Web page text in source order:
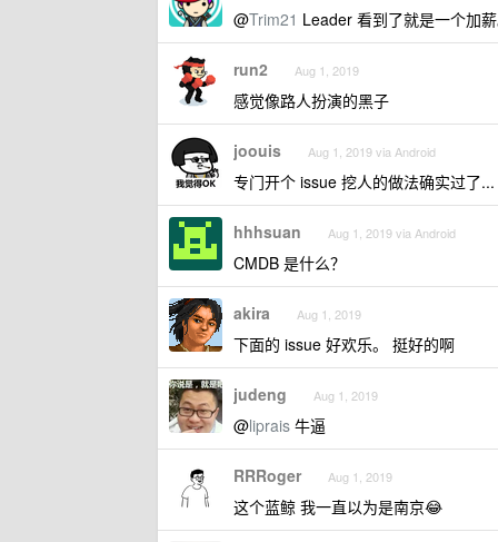
@Trim21 Leader 看到了就是一个加薪
run2 Aug 1, 2019
感觉像路人扮演的黑子
joouis Aug 1, 2019 via Android
专门开个 issue 挖人的做法确实过了...
hhhsuan Aug 1, 2019 via Android
CMDB 是什么？
akira Aug 1, 2019
下面的 issue 好欢乐。 挺好的啊
judeng Aug 1, 2019
@liprais 牛逼
RRRoger Aug 1, 2019
这个蓝鲸 我一直以为是南京😂